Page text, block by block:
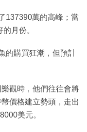
137390萬的高峰；當
月份。
的購買狂潮，但預計
觀時，他們往往會將
價格建立勢頭，走出
美元。